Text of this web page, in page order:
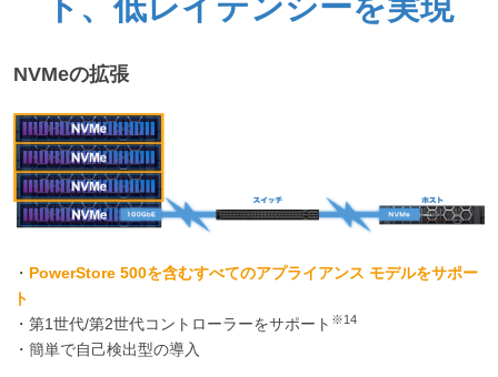
NVMeの拡張
・ PowerStore 500を含むすべてのアプライアンス モデルをサポー
ト
・第1世代/第2世代コントローラーをサポート ※14
・簡単で自己検出型の導入